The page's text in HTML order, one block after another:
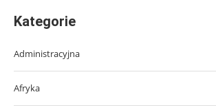
Kategorie
Administracyjna
Afryka